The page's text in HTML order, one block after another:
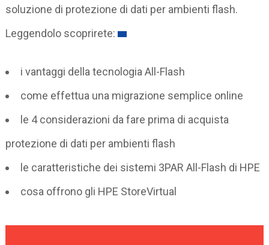
soluzione di protezione di dati per ambienti flash.
Leggendolo scoprirete:
i vantaggi della tecnologia All-Flash
come effettua una migrazione semplice online
le 4 considerazioni da fare prima di acquista
protezione di dati per ambienti flash
le caratteristiche dei sistemi 3PAR All-Flash di HPE
cosa offrono gli HPE StoreVirtual